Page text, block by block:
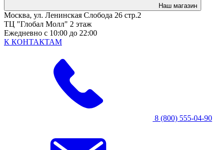
Наш магазин
Москва, ул. Ленинская Слобода 26 стр.2
ТЦ "Глобал Молл" 2 этаж
Ежедневно с 10:00 до 22:00
К КОНТАКТАМ
8 (800) 555-04-90